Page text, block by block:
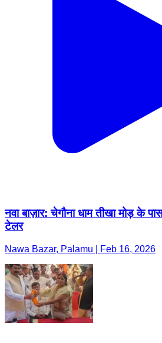
नवा बाज़ार: चेगौना धाम तीखा मोड़ के
टेलर
Nawa Bazar, Palamu | Feb 16, 2026